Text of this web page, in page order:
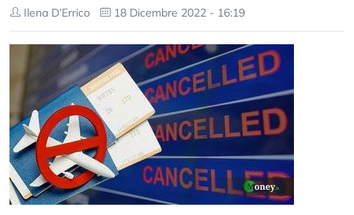
Ilena D’Errico 18 Dicembre 2022 - 16:19